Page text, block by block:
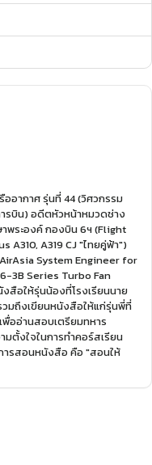
ออากาศ รุ่นที่ 44 (วิศวกรรม
รบิน) อดีตหัวหน้าหมวดช่าง
พระองค์ กองบิน 6ฯ (Flight
A319 CJ "ไทยคู่ฟ้า")
System Engineer for
3B Series Turbo Fan
สือให้รุ่นน้องที่โรงเรียนนาย
วมถึงเขียนหนังสือให้แก่รุ่นพี่ที่
พื่ออ่านสอบเตรียมทหาร
มตั้งใจในการทำคอร์สเรียน
ารสอนหนังสือ คือ "สอนให้